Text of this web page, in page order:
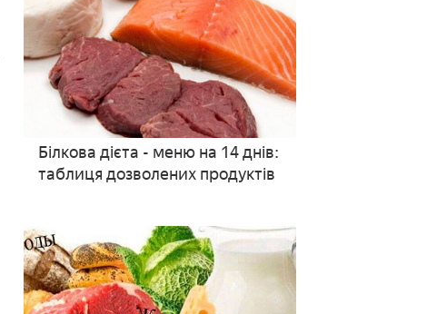
Білкова дієта - меню на 14 днів:
таблиця дозволених продуктів